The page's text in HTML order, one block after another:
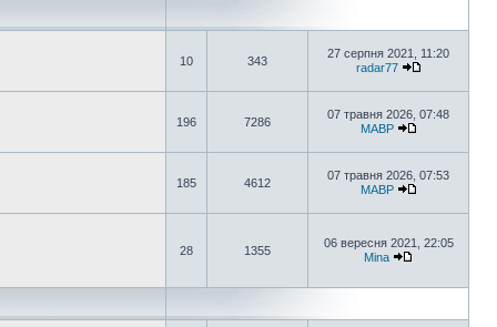
10 343
27 серпня 2021, 11:20
radar77
196 7286
07 травня 2026, 07:48
MABP
185 4612
07 травня 2026, 07:53
MABP
28 1355
06 вересня 2021, 22:05
Mina